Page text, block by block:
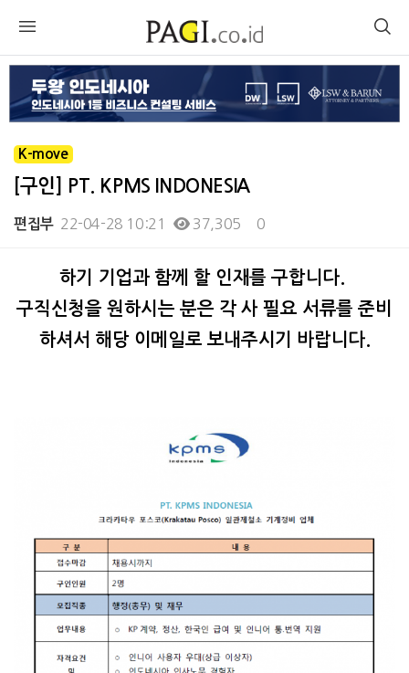
K-move
[구인] PT. KPMS INDONESIA
편집부 22-04-28 10:21 37,305 0
하기 기업과 함께 할 인재를 구합니다.
구직신청을 원하시는 분은 각 사 필요 서류를 준비
하셔서 해당 이메일로 보내주시기 바랍니다.